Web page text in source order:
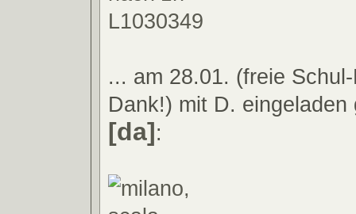
... am 28.01. (freie
Dank!) mit D. eingeladen
[da]: